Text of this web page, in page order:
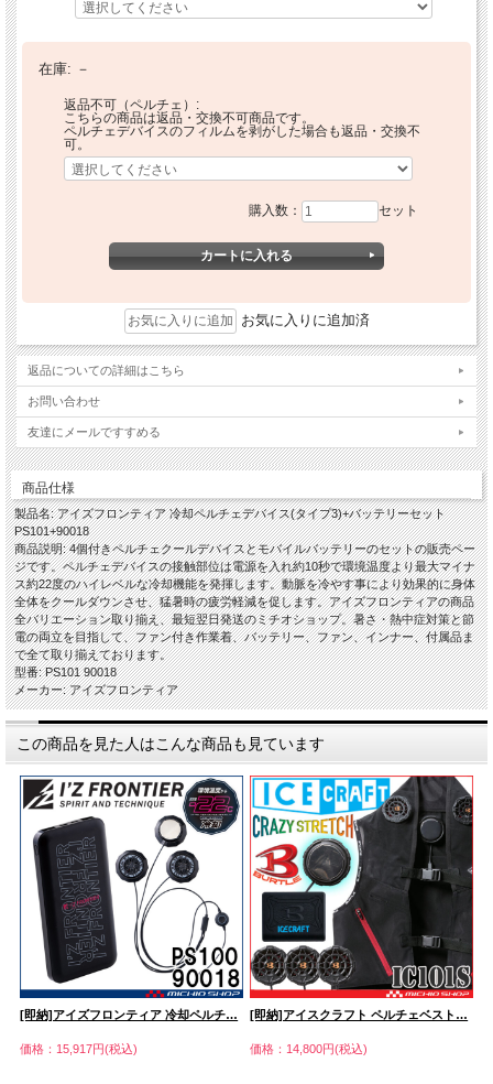
在庫: －
返品不可（ペルチェ）:
こちらの商品は返品・交換不可商品です。
ペルチェデバイスのフィルムを剥がした場合も返品・交換不
可。
購入数： セット
お気に入りに追加済
返品についての詳細はこちら
お問い合わせ
友達にメールですすめる
商品仕様
製品名: アイズフロンティア 冷却ペルチェデバイス(タイプ3)+バッテリーセット
PS101+90018
商品説明: 4個付きペルチェクールデバイスとモバイルバッテリーのセットの販売ペー
ジです。ペルチェデバイスの接触部位は電源を入れ約10秒で環境温度より最大マイナ
ス約22度のハイレベルな冷却機能を発揮します。動脈を冷やす事により効果的に身体
全体をクールダウンさせ、猛暑時の疲労軽減を促します。アイズフロンティアの商品
全バリエーション取り揃え、最短翌日発送のミチオショップ。暑さ・熱中症対策と節
電の両立を目指して、ファン付き作業着、バッテリー、ファン、インナー、付属品ま
で全て取り揃えております。
型番: PS101 90018
メーカー: アイズフロンティア
この商品を見た人はこんな商品も見ています
[即納]アイズフロンティア 冷却ペルチ…
価格：15,917円(税込)
[即納]アイスクラフト ペルチェベスト…
価格：14,800円(税込)